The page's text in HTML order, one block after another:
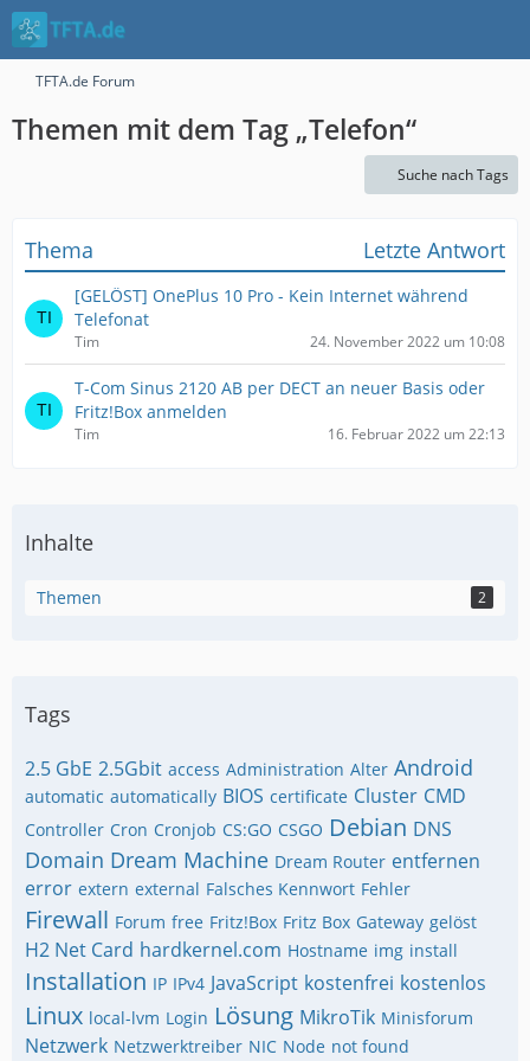
TFTA.de Forum
Themen mit dem Tag „Telefon“
Suche nach Tags
Thema Letzte Antwort
[GELÖST] OnePlus 10 Pro - Kein Internet während
Telefonat
Tim 24. November 2022 um 10:08
T-Com Sinus 2120 AB per DECT an neuer Basis oder
Fritz!Box anmelden
Tim 16. Februar 2022 um 22:13
Inhalte
Themen 2
Tags
2.5 GbE 2.5Gbit access Administration Alter Android
automatic automatically BIOS certificate Cluster CMD
Controller Cron Cronjob CS:GO CSGO Debian DNS
Domain Dream Machine Dream Router entfernen
error extern external Falsches Kennwort Fehler
Firewall Forum free Fritz!Box Fritz Box Gateway gelöst
H2 Net Card hardkernel.com Hostname img install
Installation IP IPv4 JavaScript kostenfrei kostenlos
Linux local-lvm Login Lösung MikroTik Minisforum
Netzwerk Netzwerktreiber NIC Node not found